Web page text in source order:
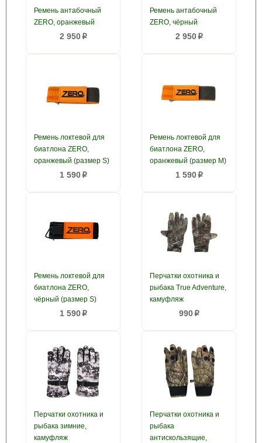
Ремень антабочный
ZERO, оранжевый
2 950p
Ремень антабочный
ZERO, чёрный
2 950p
Ремень локтевой для
биатлона ZERO,
оранжевый (размер S)
1 590p
Ремень локтевой для
биатлона ZERO,
оранжевый (размер M)
1 590p
Ремень локтевой для
биатлона ZERO,
чёрный (размер S)
1 590p
Перчатки охотника и
рыбака True Adventure,
камуфляж
990p
Перчатки охотника и
рыбака зимние,
камуфляж
Перчатки охотника и
рыбака
антискользящие,